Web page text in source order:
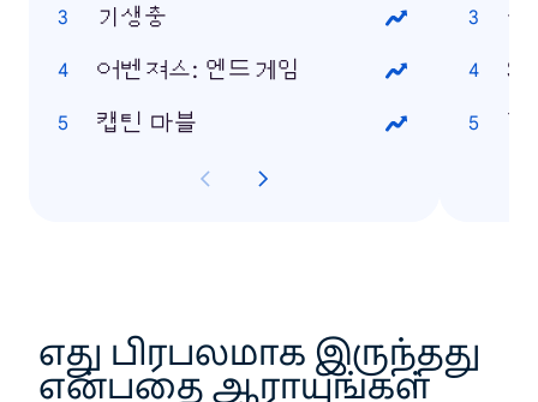
기생충
어벤져스: 엔드게임
캡틴 마블
설
한
எது பிரபலமாக இருந்தது
என்பதை ஆராயுங்கள்